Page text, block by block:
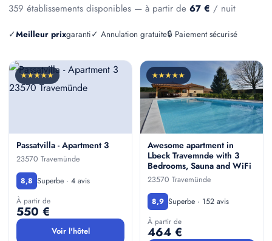
359 établissements disponibles — à partir de 67 € / nuit
✓Meilleur prixgaranti✓ Annulation gratuite🔒 Paiement sécurisé
★★★★★
Passatvilla - Apartment 3
23570 Travemünde
8,8 Superbe · 4 avis
À partir de
550 €
Voir l'hôtel
★★★★★
Awesome apartment in
Lbeck Travemnde with 3
Bedrooms, Sauna and WiFi
23570 Travemünde
8,9 Superbe · 152 avis
À partir de
464 €